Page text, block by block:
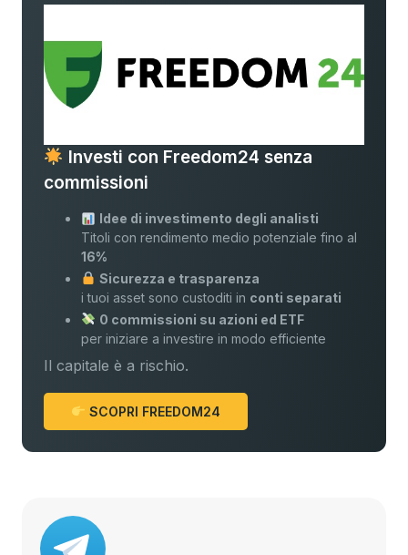
Investi con Freedom24 senza
commissioni
Idee di investimento degli analisti
Titoli con rendimento medio potenziale fino al
16%
Sicurezza e trasparenza
i tuoi asset sono custoditi in conti separati
0 commissioni su azioni ed ETF
per iniziare a investire in modo efficiente
Il capitale è a rischio.
SCOPRI FREEDOM24